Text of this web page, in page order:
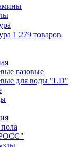
1 279 товаров
газовые
для воды "LD"